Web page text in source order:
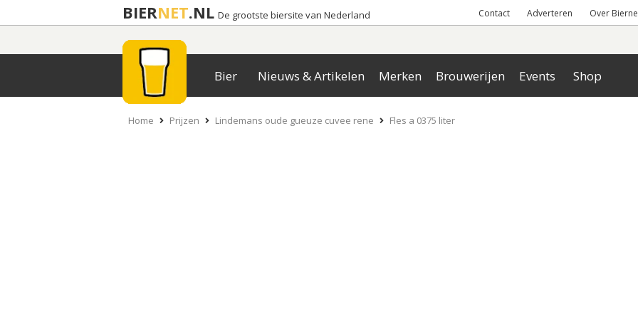
BIERNET.NL De grootste biersite van Nederland Contact Adverteren Over
Bier Nieuws & Artikelen Merken Brouwerijen Events Shop
Home Prijzen Lindemans oude gueuze cuvee rene Fles a 0375 liter